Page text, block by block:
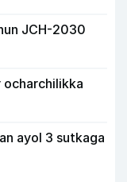
JCH-2030
ocharchilikka
ayol 3 sutkaga